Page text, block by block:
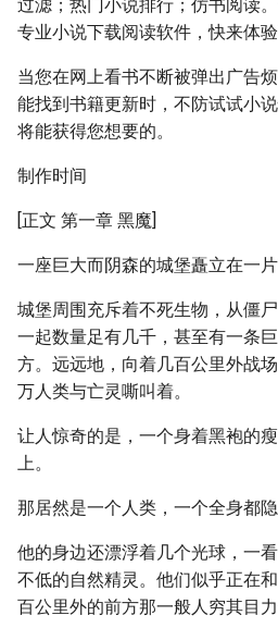
过滤；热门小说排行；仿书阅读
专业小说下载阅读软件，快来体验
当您在网上看书不断被弹出广告
能找到书籍更新时，不防试试小
将能获得您想要的。
制作时间
[正文 第一章 黑魔]
一座巨大而阴森的城堡矗立在一片
城堡周围充斥着不死生物，从僵
一起数量足有几千，甚至有一条
方。远远地，向着几百公里外战
万人类与亡灵嘶叫着。
让人惊奇的是，一个身着黑袍的
上。
那居然是一个人类，一个全身都
他的身边还漂浮着几个光球，一
不低的自然精灵。他们似乎正在
百公里外的前方那一般人穷其目力